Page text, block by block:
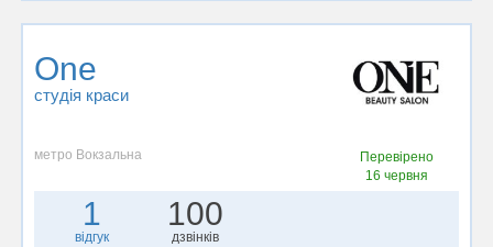
One
студія краси
метро Вокзальна
Перевірено
16 червня
1
відгук
100
дзвінків